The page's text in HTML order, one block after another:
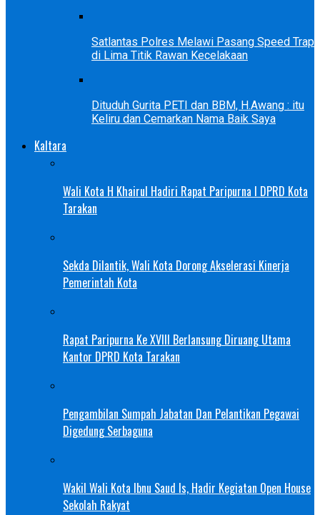
Satlantas Polres Melawi Pasang Speed Trap
di Lima Titik Rawan Kecelakaan
Dituduh Gurita PETI dan BBM, H.Awang : itu
Keliru dan Cemarkan Nama Baik Saya
Kaltara
Wali Kota H Khairul Hadiri Rapat Paripurna I DPRD Kota
Tarakan
Sekda Dilantik, Wali Kota Dorong Akselerasi Kinerja
Pemerintah Kota
Rapat Paripurna Ke XVIII Berlansung Diruang Utama
Kantor DPRD Kota Tarakan
Pengambilan Sumpah Jabatan Dan Pelantikan Pegawai
Digedung Serbaguna
Wakil Wali Kota Ibnu Saud Is, Hadir Kegiatan Open House
Sekolah Rakyat